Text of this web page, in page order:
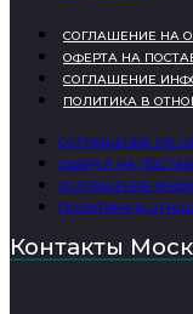
СОГЛАШЕНИЕ НА
ОФЕРТА НА
СОГЛАШЕНИЕ
ПОЛИТИКА В
СОГЛАШЕНИЕ НА
ОФЕРТА НА
СОГЛАШЕНИЕ
ПОЛИТИКА В
Контакты